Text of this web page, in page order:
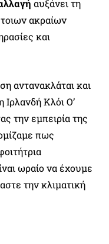
αυξάνει τη
ακραίων
και
αντανακλάται και
Κλόι Ο’
την εμπειρία της
πως
ωραίο να έχουμε
την κλιματική